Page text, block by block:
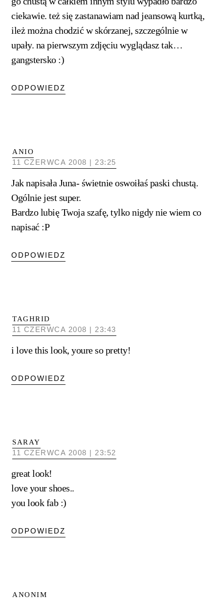
ciekawie. też się zastanawiam nad jeansową kurtką,
ileż można chodzić w skórzanej, szczególnie w
upały. na pierwszym zdjęciu wyglądasz tak…
gangstersko :)
ODPOWIEDZ
ANIO
11 CZERWCA 2008 | 23:25
Jak napisała Juna- świetnie oswoiłaś paski chustą.
Ogólnie jest super.
Bardzo lubię Twoja szafę, tylko nigdy nie wiem co
napisać :P
ODPOWIEDZ
TAGHRID
11 CZERWCA 2008 | 23:43
i love this look, youre so pretty!
ODPOWIEDZ
SARAY
11 CZERWCA 2008 | 23:52
great look!
love your shoes..
you look fab :)
ODPOWIEDZ
ANONIM